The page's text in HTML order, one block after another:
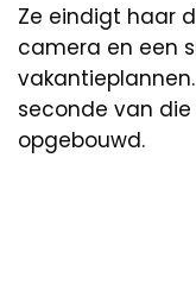
Ze eindigt haar
camera en een
seconde van
opgebouwd.